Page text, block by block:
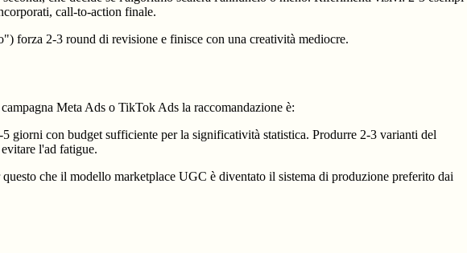
call-to-action finale.
forza 2-3 round di revisione e finisce con una creatività mediocre.
Meta Ads o TikTok Ads la raccomandazione è:
con budget sufficiente per la significatività statistica. Produrre 2-3 varianti del
l'ad fatigue.
che il modello marketplace UGC è diventato il sistema di produzione preferito dai